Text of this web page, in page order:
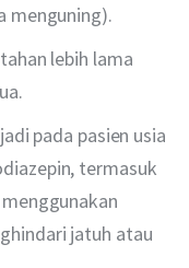
menguning).
lebih lama
pada pasien usia
termasuk
jatuh atau